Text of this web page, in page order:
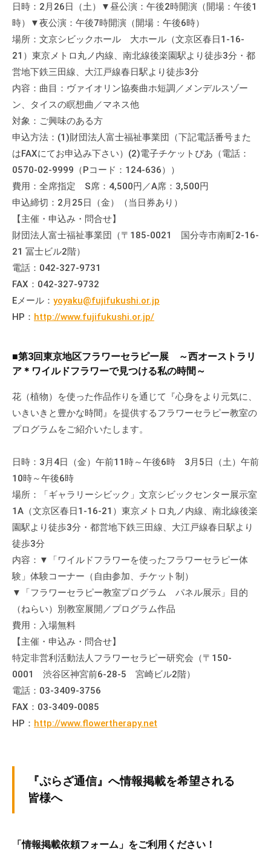
日時：2月26日（土）▼昼公演：午後2時開演（開場：午後1
時）▼夜公演：午後7時開演（開場：午後6時）
場所：文京シビックホール 大ホール（文京区春日1-16-
21）東京メトロ丸ノ内線、南北線後楽園駅より徒歩3分・都
営地下鉄三田線、大江戸線春日駅より徒歩3分
内容：曲目：ヴァイオリン協奏曲ホ短調／メンデルスゾー
ン、タイスの瞑想曲／マネス他
対象：ご興味のある方
申込方法：(1)財団法人富士福祉事業団（下記電話番号また
はFAXにてお申込み下さい）(2)電子チケットぴあ（電話：
0570-02-9999（Pコード：124-636））
費用：全席指定 S席：4,500円／A席：3,500円
申込締切：2月25日（金）（当日券あり）
【主催・申込み・問合せ】
財団法人富士福祉事業団（〒185-0021 国分寺市南町2-16-
21 冨士ビル2階）
電話：042-327-9731
FAX：042-327-9732
Eメール： yoyaku@fujifukushi.or.jp
HP： http://www.fujifukushi.or.jp/
■第3回東京地区フラワーセラピー展 ～西オーストラリ
ア＊ワイルドフラワーで見つける私の時間～
花（植物）を使った作品作りを通じて『心身をより元気に、
いきいきと豊かな時間』を提供するフラワーセラピー教室の
プログラムをご紹介いたします。
日時：3月4日（金）午前11時～午後6時 3月5日（土）午前
10時～午後6時
場所：「ギャラリーシビック」文京シビックセンター展示室
1A（文京区春日1-16-21）東京メトロ丸ノ内線、南北線後楽
園駅より徒歩3分・都営地下鉄三田線、大江戸線春日駅より
徒歩3分
内容：▼「ワイルドフラワーを使ったフラワーセラピー体
験」体験コーナー（自由参加、チケット制）
▼「フラワーセラピー教室プログラム パネル展示」目的
（ねらい）別教室展開／プログラム作品
費用：入場無料
【主催・申込み・問合せ】
特定非営利活動法人フラワーセラピー研究会（〒150-
0001 渋谷区神宮前6-28-5 宮崎ビル2階）
電話：03-3409-3756
FAX：03-3409-0085
HP： http://www.flowertherapy.net
『ぷらざ通信』へ情報掲載を希望される
皆様へ
「情報掲載依頼フォーム」をご利用ください！